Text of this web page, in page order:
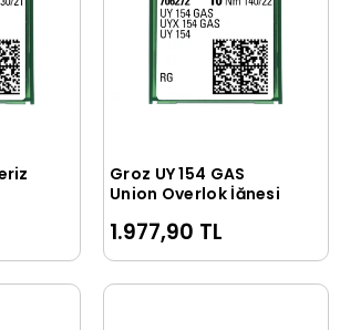
Sepete Ekle
Groz UY 154 GAS
Union Overlok İğnesi
1.977,90 TL